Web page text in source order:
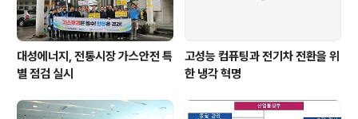
대성에너지, 전통시장 가스안전 특
별 점검 실시
고성능 컴퓨팅과 전기차 전환을 위
한 냉각 혁명